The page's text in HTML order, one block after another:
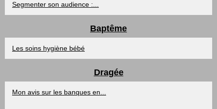
Segmenter son audience :...
Baptême
Les soins hygiène bébé
Dragée
Mon avis sur les banques en...